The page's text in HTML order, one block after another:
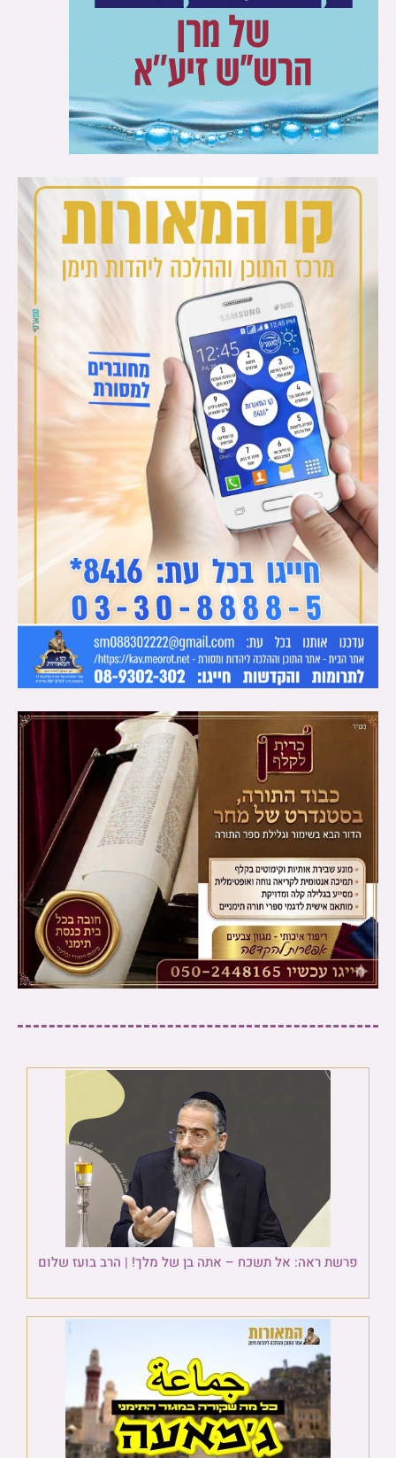
פרשת ראה: אל תשכח – אתה בן של מלך! | הרב בועז שלום